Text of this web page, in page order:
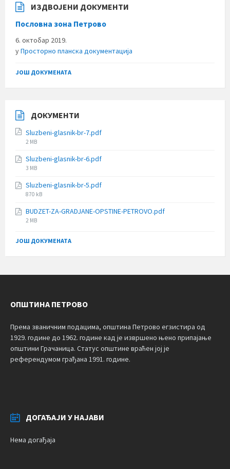
ИЗДВОЈЕНИ ДОКУМЕНТИ
Пословна зона Петрово
6. октобар 2019.
уПросторно планска документација
ЈОШ ДОКУМЕНАТА
ДОКУМЕНТИ
Sluzbeni-glasnik-br-7.pdf
File
2 MB
Sluzbeni-glasnik-br-6.pdf
File
3 MB
Sluzbeni-glasnik-br-5.pdf
File
870 kB
BUDZET-ZA-GRADJANE-OPSTINE-PETROVO.pdf
File
2 MB
ЈОШ ДОКУМЕНАТА
ОПШТИНА ПЕТРОВО
Према званичним подацима, општина Петрово егзистира од
1929. године до 1962. године кад је извршено њено припајање
општини Грачаница. Статус општине враћен јој је
референдумом грађана 1991. године.
ДОГАЂАЈИ У НАЈАВИ
Нема догађаја